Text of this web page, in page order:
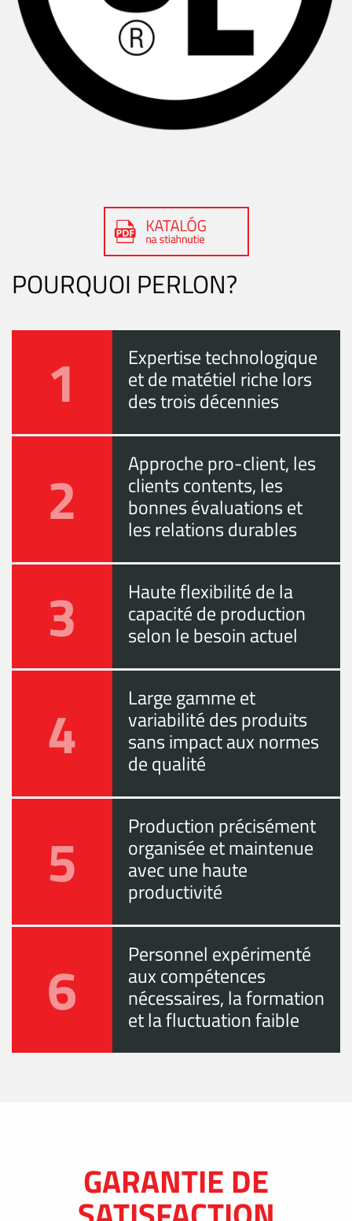
POURQUOI PERLON?
1 Expertise technologique
et de matétiel riche lors
des trois décennies
2 Approche pro-client, les
clients contents, les
bonnes évaluations et
les relations durables
3 Haute flexibilité de la
capacité de production
selon le besoin actuel
4 Large gamme et
variabilité des produits
sans impact aux normes
de qualité
5 Production précisément
organisée et maintenue
avec une haute
productivité
6 Personnel expérimenté
aux compétences
nécessaires, la formation
et la fluctuation faible
GARANTIE DE